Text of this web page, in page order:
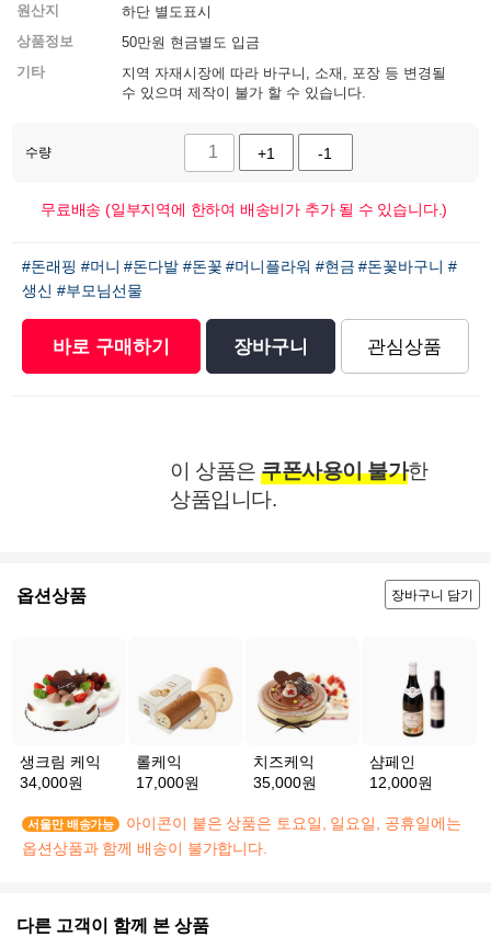
원산지
하단 별도표시
상품정보
50만원 현금별도 입금
기타
지역 자재시장에 따라 바구니, 소재, 포장 등 변경될
수 있으며 제작이 불가 할 수 있습니다.
수량 +1 -1
무료배송 (일부지역에 한하여 배송비가 추가 될 수 있습니다.)
#돈래핑 #머니 #돈다발 #돈꽃 #머니플라워 #현금 #돈꽃바구니 #
생신 #부모님선물
바로 구매하기 장바구니 관심상품
이 상품은 쿠폰사용이 불가한
상품입니다.
옵션상품 장바구니 담기
생크림 케익
34,000원
롤케익
17,000원
치즈케익
35,000원
샴페인
12,000원
서울만 배송가능
아이콘이 붙은 상품은 토요일, 일요일, 공휴일에는
옵션상품과 함께 배송이 불가합니다.
다른 고객이 함께 본 상품